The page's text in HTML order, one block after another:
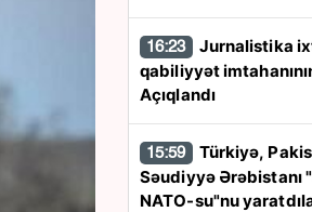
16:23
qabiliyyət
Açıqlandı
15:59
Səudiyyə Ərəbistanı
NATO-su"nu